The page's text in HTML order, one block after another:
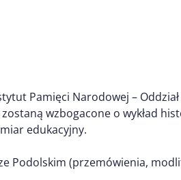
Pamięci Narodowej – Oddział
wzbogacone o wykład
edukacyjny.
Podolskim (przemówienia,